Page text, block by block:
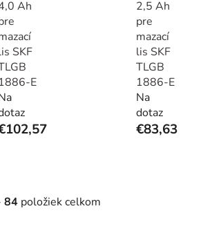
Ah
SKF
1886-E
2,5 Ah
pre
mazací
lis SKF
TLGB
1886-E
Na
dotaz
€83,63
84 položiek celkom